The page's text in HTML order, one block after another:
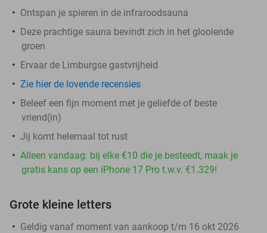
Ontspan je spieren in de infraroodsauna
Deze prachtige sauna bevindt zich in het glooiende
groen
Ervaar de Limburgse gastvrijheid
Zie hier de lovende recensies
Beleef een fijn moment met je geliefde of beste
vriend(in)
Jij komt helemaal tot rust
Alleen vandaag: bij elke €10 die je besteedt, maak je
gratis kans op een iPhone 17 Pro t.w.v. €1.329!
Grote kleine letters
Geldig vanaf moment van aankoop t/m 16 okt 2026